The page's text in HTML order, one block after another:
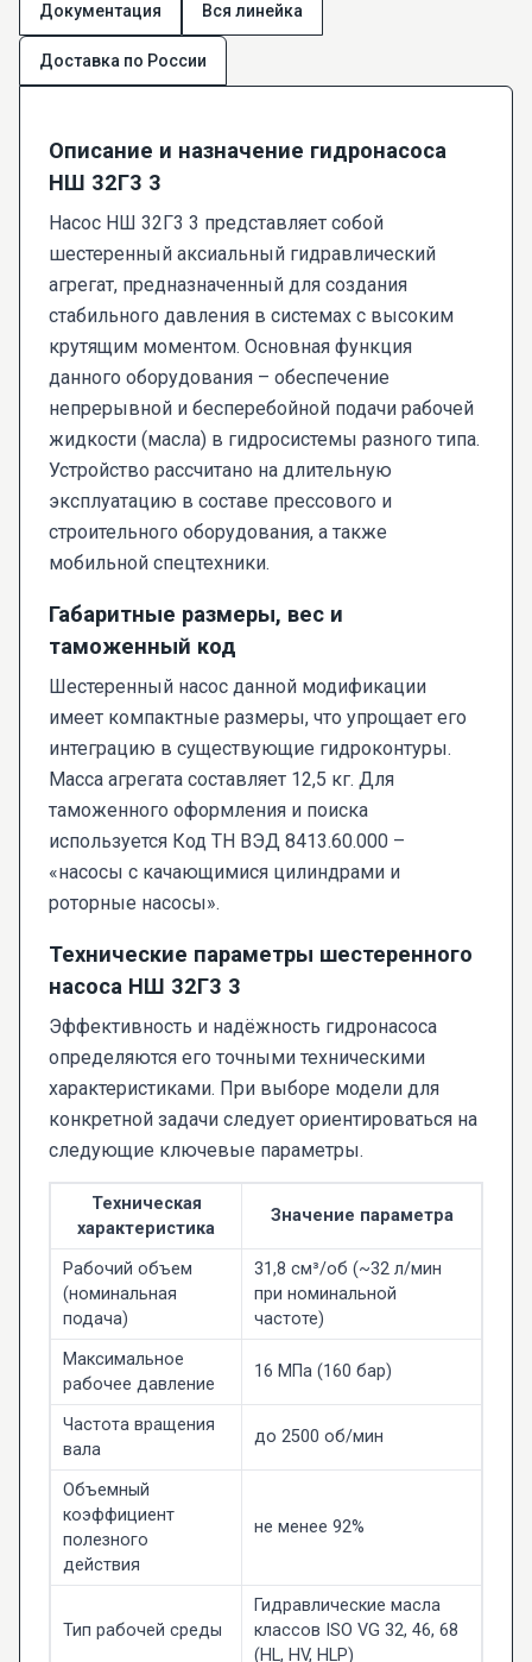
Документация Вся линейка
Доставка по России
Описание и назначение гидронасоса
НШ 32Г3 3
Насос НШ 32Г3 3 представляет собой
шестеренный аксиальный гидравлический
агрегат, предназначенный для создания
стабильного давления в системах с высоким
крутящим моментом. Основная функция
данного оборудования – обеспечение
непрерывной и бесперебойной подачи рабочей
жидкости (масла) в гидросистемы разного типа.
Устройство рассчитано на длительную
эксплуатацию в составе прессового и
строительного оборудования, а также
мобильной спецтехники.
Габаритные размеры, вес и
таможенный код
Шестеренный насос данной модификации
имеет компактные размеры, что упрощает его
интеграцию в существующие гидроконтуры.
Масса агрегата составляет 12,5 кг. Для
таможенного оформления и поиска
используется Код ТН ВЭД 8413.60.000 –
«насосы с качающимися цилиндрами и
роторные насосы».
Технические параметры шестеренного
насоса НШ 32Г3 3
Эффективность и надёжность гидронасоса
определяются его точными техническими
характеристиками. При выборе модели для
конкретной задачи следует ориентироваться на
следующие ключевые параметры.
Техническая
характеристика
Значение параметра
Рабочий объем
(номинальная
подача)
31,8 см³/об (~32 л/мин
при номинальной
частоте)
Максимальное
рабочее давление
16 МПа (160 бар)
Частота вращения
вала
до 2500 об/мин
Объемный
коэффициент
полезного
действия
не менее 92%
Тип рабочей среды
Гидравлические масла
классов ISO VG 32, 46, 68
(HL, HV, HLP)